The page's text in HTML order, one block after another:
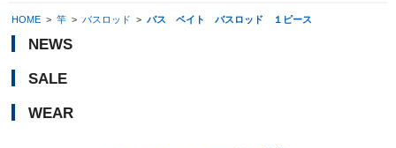
HOME > 竿 > バスロッド > バス ベイト バスロッド １ピース
NEWS
SALE
WEAR